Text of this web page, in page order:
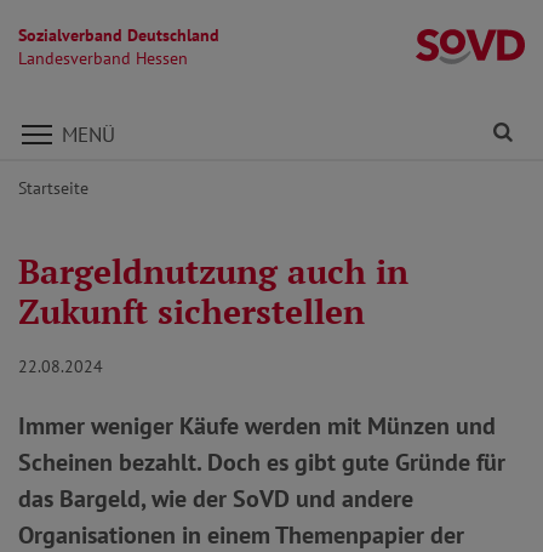
Sozialverband Deutschland
Landesverband Hessen
Direkt zu den Inhalten springen
MENÜ
Startseite
Bargeldnutzung auch in
Zukunft sicherstellen
22.08.2024
Immer weniger Käufe werden mit Münzen und
Scheinen bezahlt. Doch es gibt gute Gründe für
das Bargeld, wie der SoVD und andere
Organisationen in einem Themenpapier der